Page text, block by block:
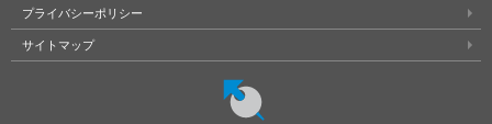
プライバシーポリシー
サイトマップ